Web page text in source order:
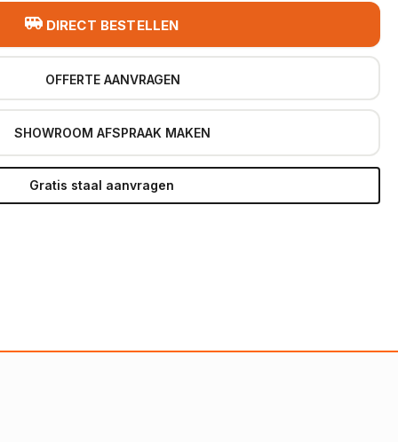
DIRECT BESTELLEN
OFFERTE AANVRAGEN
SHOWROOM AFSPRAAK MAKEN
Gratis staal aanvragen